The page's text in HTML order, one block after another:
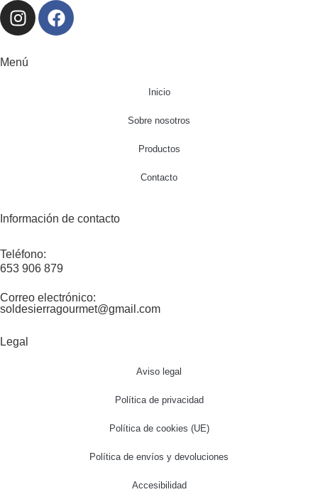
Menú
Inicio
Sobre nosotros
Productos
Contacto
Información de contacto
Teléfono:
653 906 879
Correo electrónico:
soldesierragourmet@gmail.com
Legal
Aviso legal
Política de privacidad
Política de cookies (UE)
Política de envíos y devoluciones
Accesibilidad